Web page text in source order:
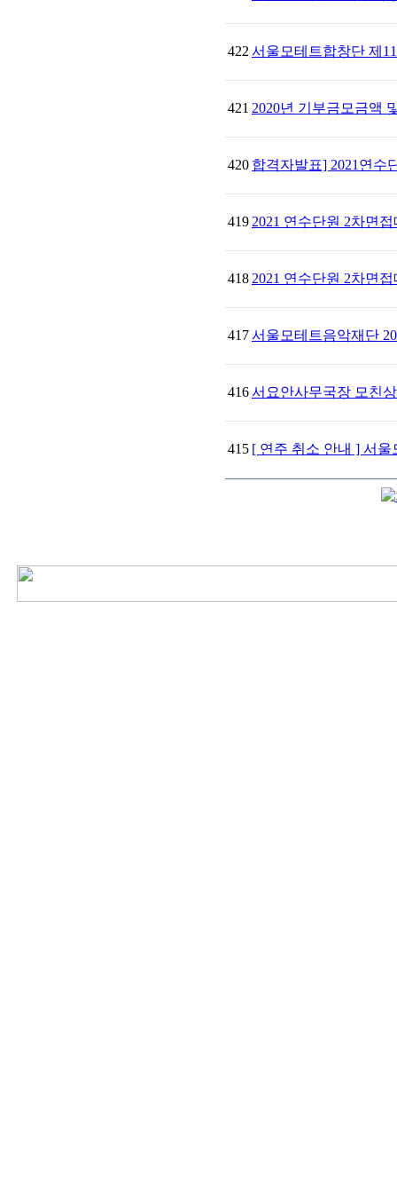
422 서울모테트합창단 제
421 2020년 기부금모금액
420 합격자발표] 2021연수
419 2021 연수단원 2차면
418 2021 연수단원 2차면
417서울모테트음악재단
416서요안사무국장 모친상
415 [ 연주 취소 안내 ] 서